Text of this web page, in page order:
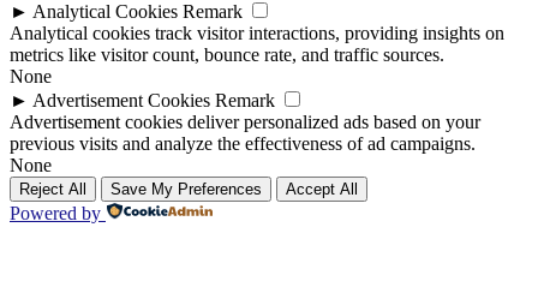
► Analytical Cookies Remark
Analytical cookies track visitor interactions, providing insights on
metrics like visitor count, bounce rate, and traffic sources.
None
► Advertisement Cookies Remark
Advertisement cookies deliver personalized ads based on your
previous visits and analyze the effectiveness of ad campaigns.
None
Reject All Save My Preferences Accept All
Powered by